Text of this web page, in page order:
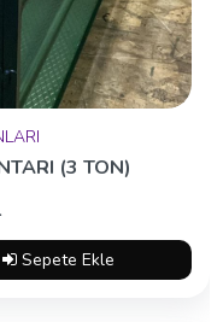
(3 TON)
Sepete Ekle